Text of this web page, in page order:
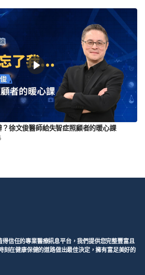
徐文俊醫師給失智症照顧者的暖心課
信任的專業醫療訊息平台，我們提供您完整豐富且
刻在健康保健的道路做出最佳決定，擁有富足美好的